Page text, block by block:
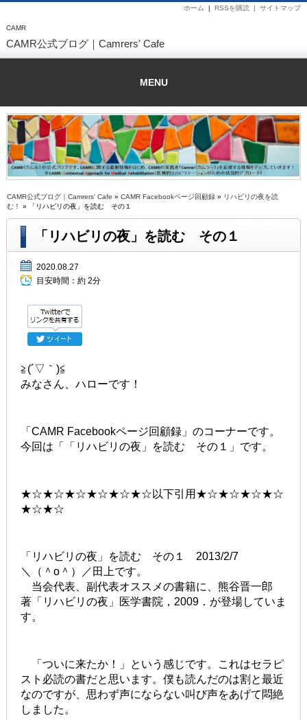
CAMR
サイトマップ
RSSを購読 |
ホーム |
CAMR公式ブログ｜Camrers' Cafe
MENU
CAMR公式ブログ｜Camrers' Cafe » CAMR Facebookページ回顧録 » リハビリの夜を読
む！
» 「リハビリの夜」を読む その１
「リハビリの夜」を読む その１
2020.08.27
目安時間： 約 2分
≧(´▽｀)≦
みなさん、ハローです！
「CAMR Facebookページ回顧録」のコーナーです。
今回は「「リハビリの夜」を読む その１」です。
★☆★☆★☆★☆★☆★☆以下引用★☆★☆★☆★☆
★☆★☆
「リハビリの夜」を読む その１ 2013/2/7
＼（＾o＾）／田上です。
当会代表、副代表オススメの書籍に、熊谷晋一郎
著「リハビリの夜」医学書院，2009．が登場していま
す。
「ついに来たか！」という感じです。これはセラピ
スト必読の書だと思います。僕も読んだのは割と最近
なのですが、思わず声にならない叫び声をあげて悶絶
しました。